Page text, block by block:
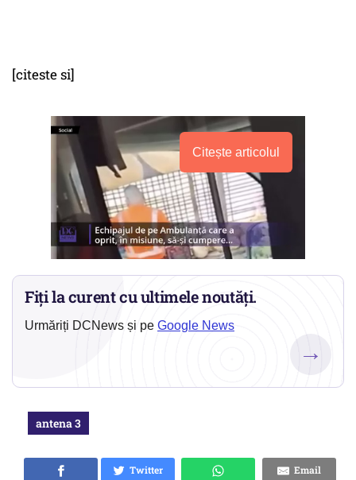
[citeste si]
Citește articolul
Fiți la curent cu ultimele noutăți.
Urmăriți DCNews și pe Google News
→
antena 3
Twitter
Email